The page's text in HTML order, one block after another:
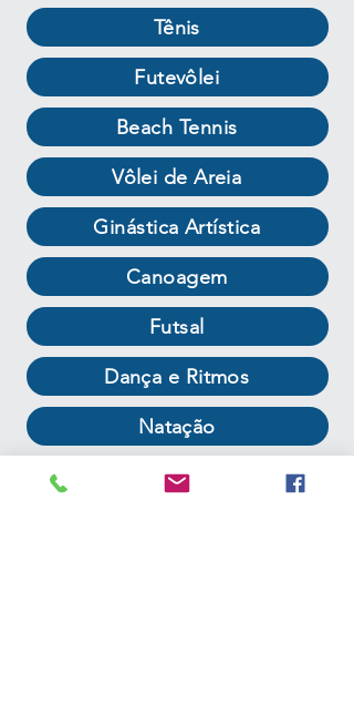
Tênis
Futevôlei
Beach Tennis
Vôlei de Areia
Ginástica Artística
Canoagem
Futsal
Dança e Ritmos
Natação
Futebol